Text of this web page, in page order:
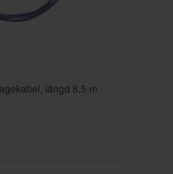
längd 8,5 m